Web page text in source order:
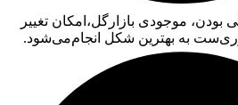
بودن، موجودی بازارگل،امکان تغییر
به بهترین شکل انجام‌می‌شود.